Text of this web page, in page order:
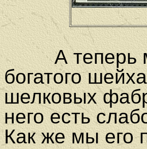
А теперь
богатого
шелковых
него есть
Как же мы его